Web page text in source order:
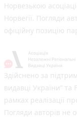
Норвезькою
Норвегії. Погляди
офіційну позицію
Здійснено за
видавці України”
рамках реалізації
Погляди авторів не